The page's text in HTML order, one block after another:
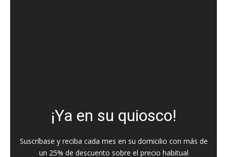
¡Ya en su quiosco!
Suscríbase y reciba cada mes en su domicilio con más de
un 25% de descuento sobre el precio habitual